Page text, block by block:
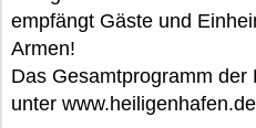
empfängt Gäste und
Armen!
Das Gesamtprogramm
unter